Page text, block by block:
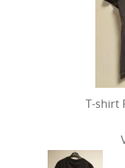
T-shirt